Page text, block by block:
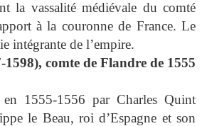
la vassalité médiévale du comté
à la couronne de France. Le
intégrante de l’empire.
comte de Flandre de 1555
1555-1556 par Charles Quint
le Beau, roi d’Espagne et son